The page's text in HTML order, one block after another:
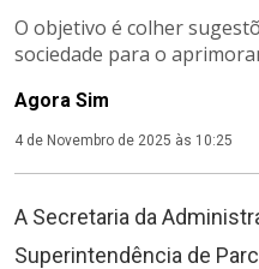
O objetivo é colher
sociedade para o
Agora Sim
4 de Novembro de 2025 às 10:25
A Secretaria da
Superintendência de